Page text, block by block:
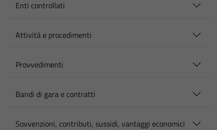
Enti controllati
Attività e procedimenti
Provvedimenti
Bandi di gara e contratti
Sovvenzioni, contributi, sussidi, vantaggi economici